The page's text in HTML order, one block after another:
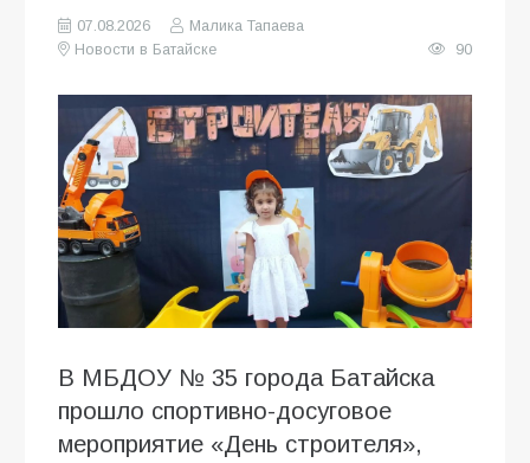
07.08.2026
Малика Тапаева
Новости в Батайске
90
В МБДОУ № 35 города Батайска
прошло спортивно-досуговое
мероприятие «День строителя»,